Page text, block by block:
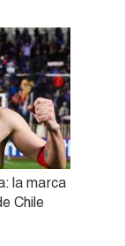
la marca
Chile